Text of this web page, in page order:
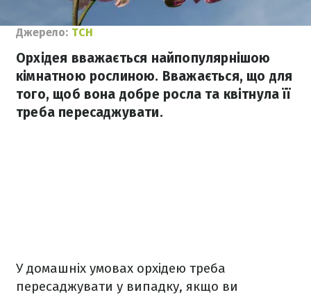
Джерело: ТСН
Орхідея вважається найпопулярнішою
кімнатною рослиною. Вважається, що для
того, щоб вона добре росла та квітнула її
треба пересаджувати.
У домашніх умовах орхідею треба
пересаджувати у випадку, якщо ви